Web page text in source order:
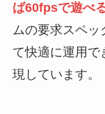
ば60fpsで遊べ
ムの要求スペッ
て快適に運用で
現しています。